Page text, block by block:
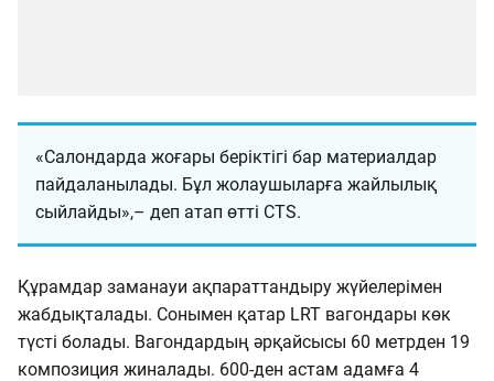
«Салондарда жоғары беріктігі бар материалдар
пайдаланылады. Бұл жолаушыларға жайлылық
сыйлайды»,– деп атап өтті CTS.
Құрамдар заманауи ақпараттандыру жүйелерімен
жабдықталады. Сонымен қатар LRT вагондары көк
түсті болады. Вагондардың әрқайсысы 60 метрден 19
композиция жиналады. 600-ден астам адамға 4